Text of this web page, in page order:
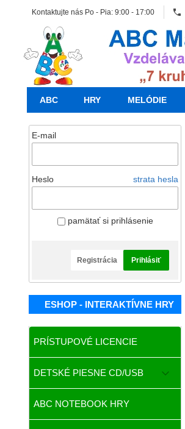
Kontaktujte nás Po - Pia: 9:00 - 17:00
ABC HRY MELÓDIE
E-mail
Heslo strata hesla
pamätať si prihlásenie
Registrácia Prihlásiť
ESHOP - INTERAKTÍVNE HRY
PRÍSTUPOVÉ LICENCIE
DETSKÉ PIESNE CD/USB
ABC NOTEBOOK HRY